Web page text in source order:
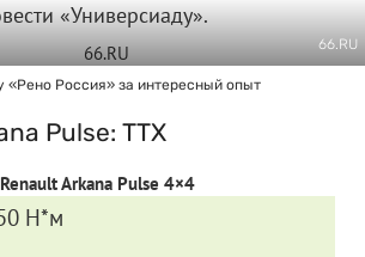
«Универсиаду».
66.RU
«Рено Россия» за интересный опыт
Pulse: ТТХ
Renault Arkana Pulse 4×4
Н*м